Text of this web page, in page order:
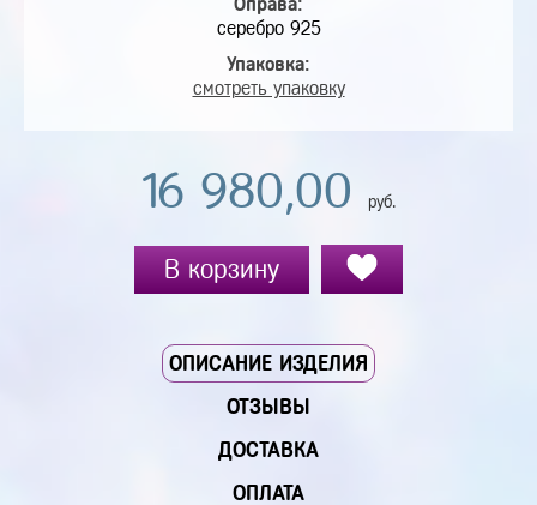
Оправа:
серебро 925
Упаковка:
смотреть упаковку
16 980,00 руб.
В корзину
ОПИСАНИЕ ИЗДЕЛИЯ
ОТЗЫВЫ
ДОСТАВКА
ОПЛАТА